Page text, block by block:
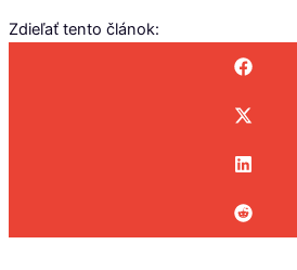
Zdieľať tento článok: